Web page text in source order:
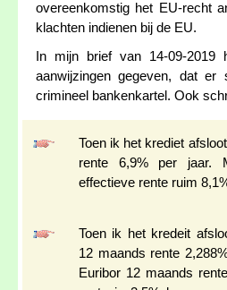
overeenkomstig het EU-recht
klachten indienen bij de EU.
In mijn brief van 14-09-2019
aanwijzingen gegeven, dat
crimineel bankenkartel. Ook
Toen ik het krediet
rente 6,9% per jaar.
effectieve rente ruim
Toen ik het kredeit
12 maands rente
Euribor 12 maands